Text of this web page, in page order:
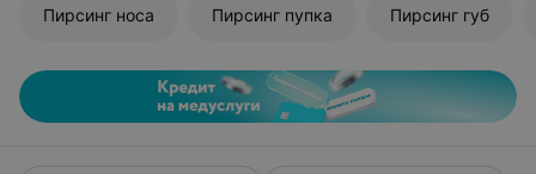
Пирсинг носа Пирсинг пупка Пирсинг губ